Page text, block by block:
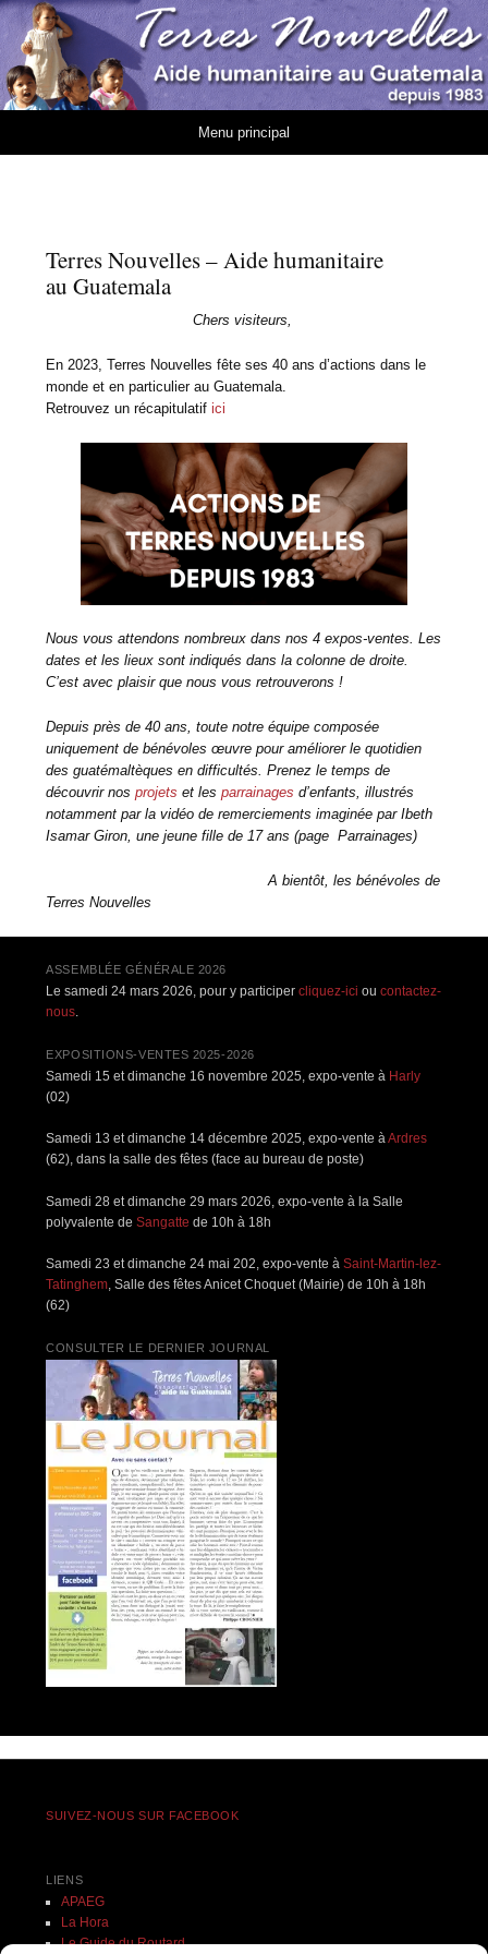
Association Terres
Nouvelles
AIDE HUMANITAIRE AU GUATEMALA DEPUIS 1983
Menu principal
Terres Nouvelles – Aide humanitaire
au Guatemala
Chers visiteurs,
En 2023, Terres Nouvelles fête ses 40 ans d’actions dans le
monde et en particulier au Guatemala.
Retrouvez un récapitulatifici
Nous vous attendons nombreux dans nos 4 expos-ventes. Les
dates et les lieux sont indiqués dans la colonne de droite.
C’est avec plaisir que nous vous retrouverons !
Depuis près de 40 ans, toute notre équipe composée
uniquement de bénévoles œuvre pour améliorer le quotidien
des guatémaltèques en difficultés. Prenez le temps de
découvrir nosprojets et lesparrainages d’enfants, illustrés
notamment par la vidéo de remerciements imaginée par Ibeth
Isamar Giron, une jeune fille de 17 ans (page Parrainages)
A bientôt, les bénévoles de
Terres Nouvelles
ASSEMBLÉE GÉNÉRALE 2026
Le samedi 24 mars 2026, pour y participercliquez-ici oucontactez-
nous
EXPOSITIONS-VENTES 2025-2026
Samedi 15 et dimanche 16 novembre 2025, expo-vente à Harly
(02)
Samedi 13 et dimanche 14 décembre 2025, expo-vente àArdres
(62), dans la salle des fêtes (face au bureau de poste)
Samedi 28 et dimanche 29 mars 2026, expo-vente à la Salle
polyvalente deSangatte de 10h à 18h
Samedi 23 et dimanche 24 mai 202, expo-vente àSaint-Martin-lez-
Tatinghem, Salle des fêtes Anicet Choquet (Mairie) de 10h à 18h
(62)
CONSULTER LE DERNIER JOURNAL
SUIVEZ-NOUS SUR FACEBOOK
LIENS
APAEG
La Hora
Le Guide du Routard